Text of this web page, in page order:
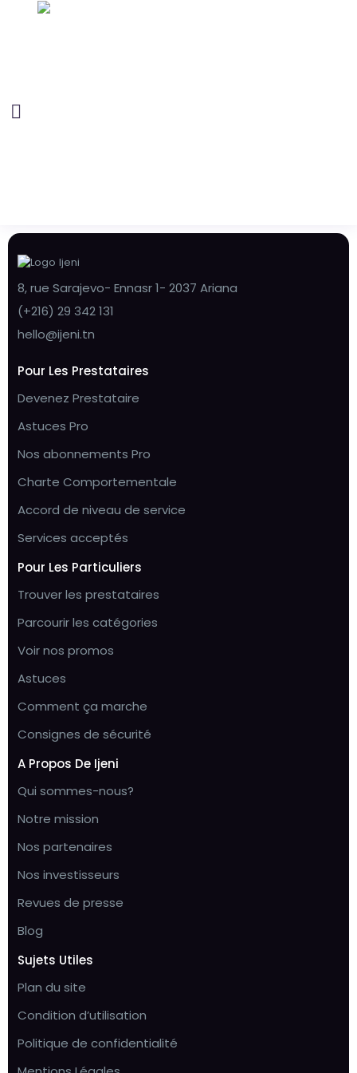
8, rue Sarajevo- Ennasr 1- 2037 Ariana
(+216) 29 342 131
hello@ijeni.tn
Pour Les Prestataires
Devenez Prestataire
Astuces Pro
Nos abonnements Pro
Charte Comportementale
Accord de niveau de service
Services acceptés
Pour Les Particuliers
Trouver les prestataires
Parcourir les catégories
Voir nos promos
Astuces
Comment ça marche
Consignes de sécurité
A Propos De Ijeni
Qui sommes-nous?
Notre mission
Nos partenaires
Nos investisseurs
Revues de presse
Blog
Sujets Utiles
Plan du site
Condition d’utilisation
Politique de confidentialité